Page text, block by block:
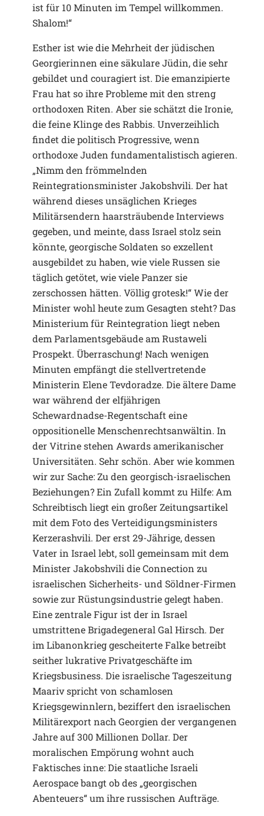
ist für 10 Minuten im Tempel willkommen.
Shalom!“
Esther ist wie die Mehrheit der jüdischen
Georgierinnen eine säkulare Jüdin, die sehr
gebildet und couragiert ist. Die emanzipierte
Frau hat so ihre Probleme mit den streng
orthodoxen Riten. Aber sie schätzt die Ironie,
die feine Klinge des Rabbis. Unverzeihlich
findet die politisch Progressive, wenn
orthodoxe Juden fundamentalistisch agieren.
„Nimm den frömmelnden
Reintegrationsminister Jakobshvili. Der hat
während dieses unsäglichen Krieges
Militärsendern haarsträubende Interviews
gegeben, und meinte, dass Israel stolz sein
könnte, georgische Soldaten so exzellent
ausgebildet zu haben, wie viele Russen sie
täglich getötet, wie viele Panzer sie
zerschossen hätten. Völlig grotesk!“ Wie der
Minister wohl heute zum Gesagten steht? Das
Ministerium für Reintegration liegt neben
dem Parlamentsgebäude am Rustaweli
Prospekt. Überraschung! Nach wenigen
Minuten empfängt die stellvertretende
Ministerin Elene Tevdoradze. Die ältere Dame
war während der elfjährigen
Schewardnadse-Regentschaft eine
oppositionelle Menschenrechtsanwältin. In
der Vitrine stehen Awards amerikanischer
Universitäten. Sehr schön. Aber wie kommen
wir zur Sache: Zu den georgisch-israelischen
Beziehungen? Ein Zufall kommt zu Hilfe: Am
Schreibtisch liegt ein großer Zeitungsartikel
mit dem Foto des Verteidigungsministers
Kerzerashvili. Der erst 29-Jährige, dessen
Vater in Israel lebt, soll gemeinsam mit dem
Minister Jakobshvili die Connection zu
israelischen Sicherheits- und Söldner-Firmen
sowie zur Rüstungsindustrie gelegt haben.
Eine zentrale Figur ist der in Israel
umstrittene Brigadegeneral Gal Hirsch. Der
im Libanonkrieg gescheiterte Falke betreibt
seither lukrative Privatgeschäfte im
Kriegsbusiness. Die israelische Tageszeitung
Maariv spricht von schamlosen
Kriegsgewinnlern, beziffert den israelischen
Militärexport nach Georgien der vergangenen
Jahre auf 300 Millionen Dollar. Der
moralischen Empörung wohnt auch
Faktisches inne: Die staatliche Israeli
Aerospace bangt ob des „georgischen
Abenteuers“ um ihre russischen Aufträge.